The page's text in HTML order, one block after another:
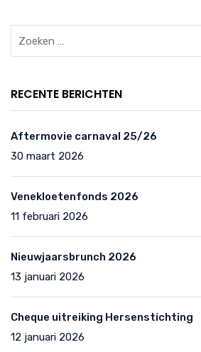
RECENTE BERICHTEN
Aftermovie carnaval 25/26
30 maart 2026
Venekloetenfonds 2026
11 februari 2026
Nieuwjaarsbrunch 2026
13 januari 2026
Cheque uitreiking Hersenstichting
12 januari 2026